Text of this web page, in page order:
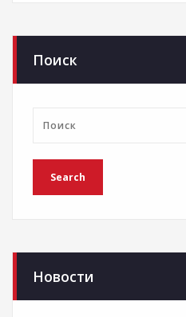
Поиск
Новости